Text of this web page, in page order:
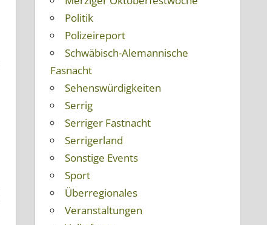
Politik
Polizeireport
Schwäbisch-Alemannische
Fasnacht
Sehenswürdigkeiten
Serrig
Serriger Fastnacht
Serrigerland
Sonstige Events
Sport
Überregionales
Veranstaltungen